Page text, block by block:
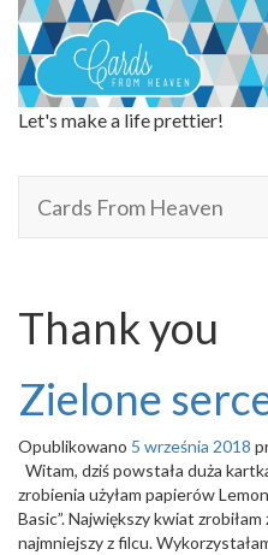
Let's make a life prettier!
Cards From Heaven
Thank you
Zielone
Opublikowano 5 września 2018
Witam, dziś powstała duża
zrobienia użyłam papierów
Basic”. Największy kwiat
najmniejszy z filcu.